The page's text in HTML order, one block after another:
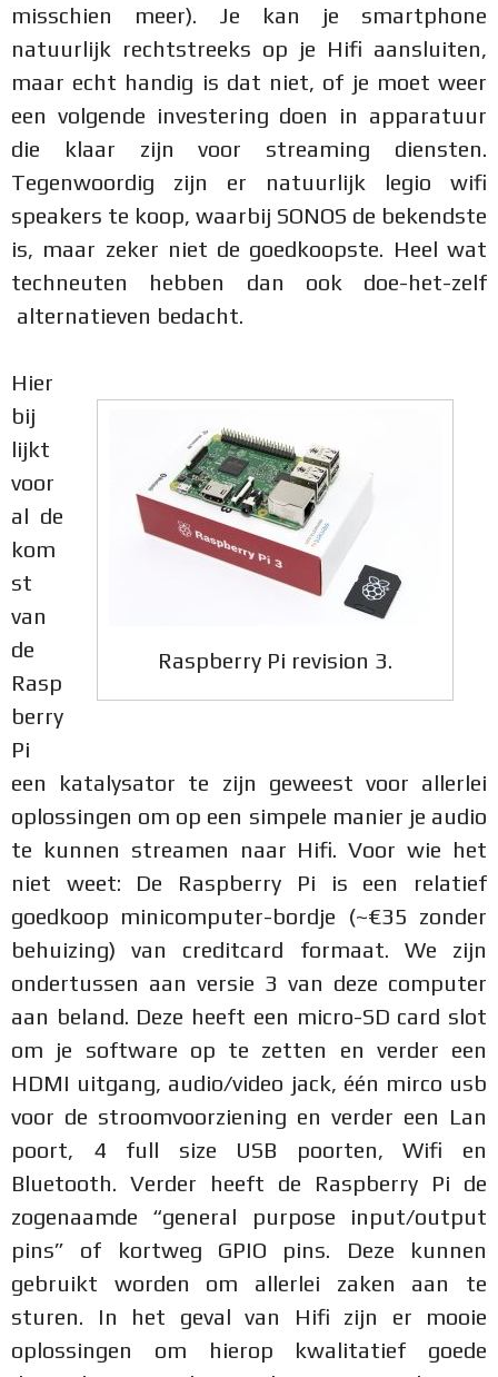
misschien meer). Je kan je smartphone
natuurlijk rechtstreeks op je Hifi aansluiten,
maar echt handig is dat niet, of je moet weer
een volgende investering doen in apparatuur
die klaar zijn voor streaming diensten.
Tegenwoordig zijn er natuurlijk legio wifi
speakers te koop, waarbij SONOS de bekendste
is, maar zeker niet de goedkoopste. Heel wat
techneuten hebben dan ook doe-het-zelf
alternatieven bedacht.
Raspberry Pi revision 3.
Hier
bij
lijkt
voor
al de
kom
st
van
de
Rasp
berry
Pi
een katalysator te zijn geweest voor allerlei
oplossingen om op een simpele manier je audio
te kunnen streamen naar Hifi. Voor wie het
niet weet: De Raspberry Pi is een relatief
goedkoop minicomputer-bordje (~€35 zonder
behuizing) van creditcard formaat. We zijn
ondertussen aan versie 3 van deze computer
aan beland. Deze heeft een micro-SD card slot
om je software op te zetten en verder een
HDMI uitgang, audio/video jack, één mirco usb
voor de stroomvoorziening en verder een Lan
poort, 4 full size USB poorten, Wifi en
Bluetooth. Verder heeft de Raspberry Pi de
zogenaamde “general purpose input/output
pins” of kortweg GPIO pins. Deze kunnen
gebruikt worden om allerlei zaken aan te
sturen. In het geval van Hifi zijn er mooie
oplossingen om hierop kwalitatief goede